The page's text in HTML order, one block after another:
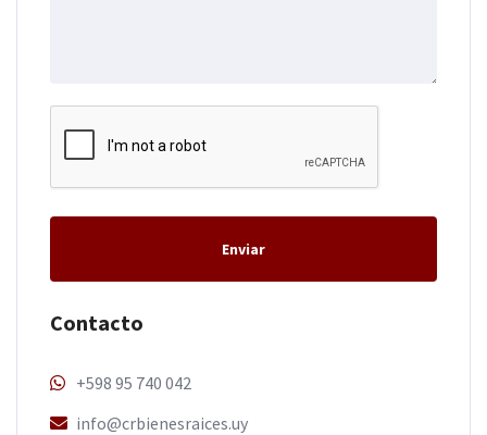
Enviar
Contacto
+598 95 740 042
info@crbienesraices.uy